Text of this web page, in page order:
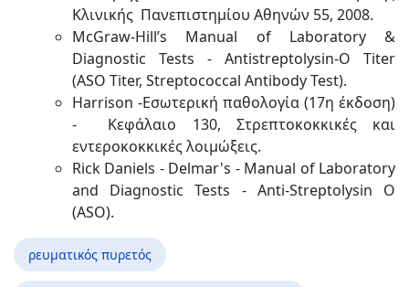
Κλινικής Πανεπιστημίου Αθηνών 55, 2008.
McGraw-Hill’s Manual of Laboratory &
Diagnostic Tests - Antistreptolysin-O Titer
(ASO Titer, Streptococcal Antibody Test).
Harrison -Εσωτερική παθολογία (17η έκδοση)
- Κεφάλαιο 130, Στρεπτοκοκκικές και
εντεροκοκκικές λοιμώξεις.
Rick Daniels - Delmar's - Manual of Laboratory
and Diagnostic Tests - Anti-Streptolysin O
(ASO).
ρευματικός πυρετός